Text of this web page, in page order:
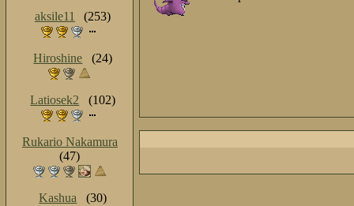
aksile11 (253)
Hiroshine (24)
Latiosek2 (102)
Rukario Nakamura
(47)
Kashua (30)